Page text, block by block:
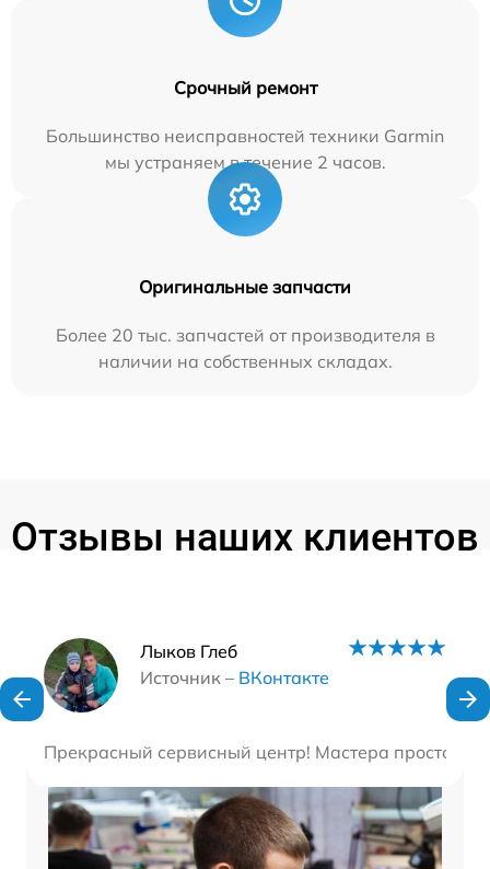
Срочный ремонт
Большинство неисправностей техники Garmin
мы устраняем в течение 2 часов.
Оригинальные запчасти
Более 20 тыс. запчастей от производителя в
наличии на собственных складах.
Отзывы наших клиентов
Лыков Глеб
Источник – ВКонтакте
Прекрасный сервисный центр! Мастера просто
Наши мастера